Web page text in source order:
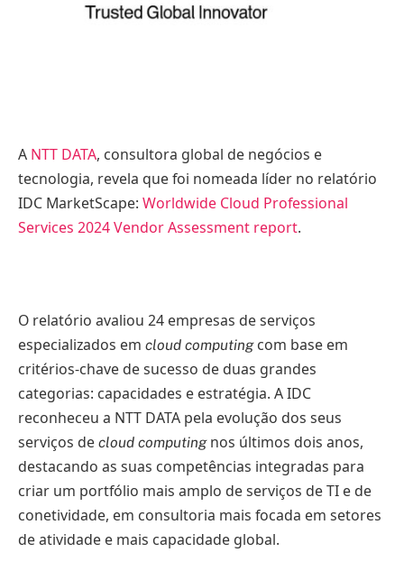
A NTT DATA, consultora global de negócios e
tecnologia, revela que foi nomeada líder no relatório
IDC MarketScape: Worldwide Cloud Professional
Services 2024 Vendor Assessment report.
O relatório avaliou 24 empresas de serviços
especializados em cloud computingcom base em
critérios-chave de sucesso de duas grandes
categorias: capacidades e estratégia. A IDC
reconheceu a NTT DATA pela evolução dos seus
serviços de cloud computingnos últimos dois anos,
destacando as suas competências integradas para
criar um portfólio mais amplo de serviços de TI e de
conetividade, em consultoria mais focada em setores
de atividade e mais capacidade global.